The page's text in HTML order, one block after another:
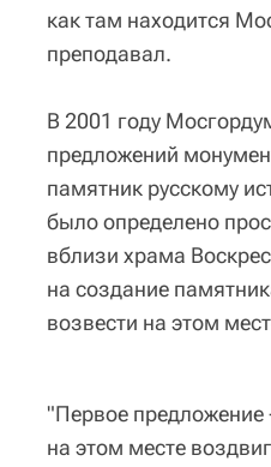
как там находится
преподавал.
В 2001 году
предложений
памятник русскому
было определено
вблизи храма
на создание
возвести на этом
"Первое предложение
на этом месте